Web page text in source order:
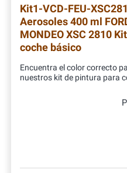
Kit1-VCD-FEU-
Aerosoles 400 ml
MONDEO XSC 2810
coche básico
Encuentra el color correcto
nuestros kit de pintura para